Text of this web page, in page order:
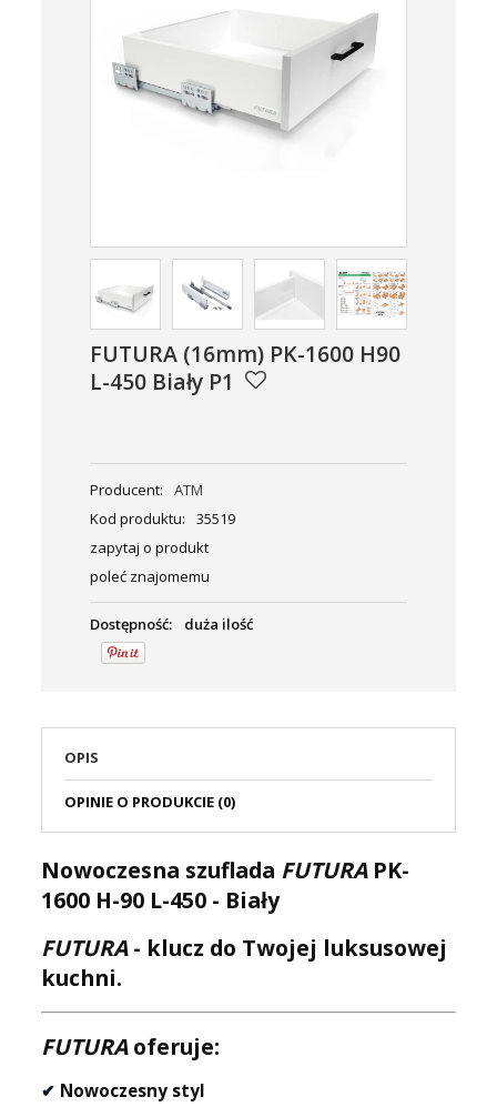
FUTURA (16mm) PK-1600 H90
L-450 Biały P1
Producent:
ATM
Kod produktu:
35519
zapytaj o produkt
poleć znajomemu
Dostępność: duża ilość
OPIS
OPINIE O PRODUKCIE (0)
Nowoczesna szuflada FUTURAPK-
1600 H-90 L-450 - Biały
FUTURA- klucz do Twojej luksusowej
kuchni.
FUTURAoferuje:
✔ Nowoczesny styl